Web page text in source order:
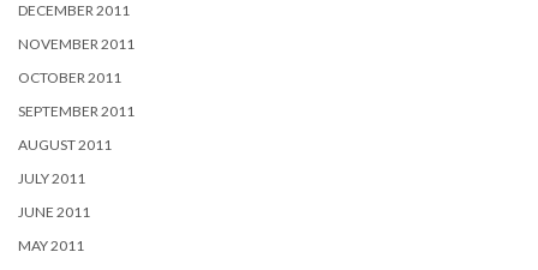
DECEMBER 2011
NOVEMBER 2011
OCTOBER 2011
SEPTEMBER 2011
AUGUST 2011
JULY 2011
JUNE 2011
MAY 2011